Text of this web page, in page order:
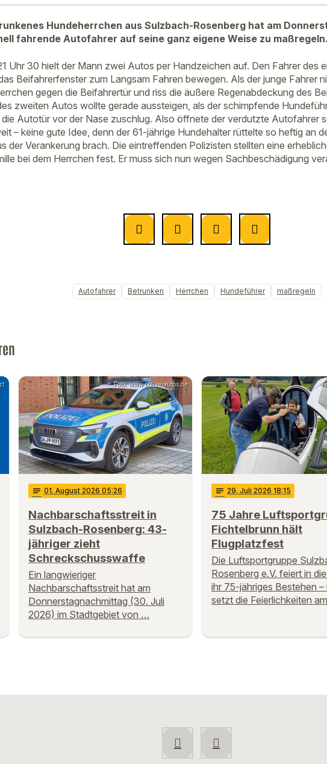
Hundeherrchen aus Sulzbach-Rosenberg hat am
fahrende Autofahrer auf seine ganz eigene Weise zu maßregeln.
Uhr 30 hielt der Mann zwei Autos per Handzeichen auf. Den Fahrer des
Beifahrerfenster zum Langsam Fahren bewegen. Als der junge Fahrer
gegen die Beifahrertür und riss die äußere Regenabdeckung des
zweiten Autos wollte gerade aussteigen, als der schimpfende
die Autotür vor der Nase zuschlug. Also öffnete der verdutzte Autofahrer
– keine gute Idee, denn der 61-jährige Hundehalter rüttelte so heftig an
der Verankerung brach. Die eintreffenden Polizisten stellten eine
bei dem Herrchen fest. Er muss sich nun wegen Sachbeschädigung
Autofahrer Betrunken Herrchen Hundeführer maßregeln
Foto: www.polizeiautos.de
notes 01. August 2026 05:26
Nachbarschaftsstreit in
Sulzbach-Rosenberg: 43-
jähriger zieht
Schreckschusswaffe
Ein langwieriger
Nachbarschaftsstreit hat am
Donnerstagnachmittag (30. Juli
2026) im Stadtgebiet von …
notes 29. Juli 2026 18:15
75 Jahre
Fichtelbrunn hält
Flugplatzfest
Die Luftsportgruppe
Rosenberg e.V. feiert in
ihr 75-jähriges Bestehen –
setzt die Feierlichkeiten